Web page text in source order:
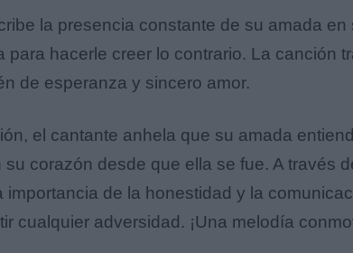
la presencia constante de su amada
hacerle creer lo contrario. La canción
de esperanza y sincero amor.
el cantante anhela que su amada
corazón desde que ella se fue. A través
importancia de la honestidad y la
cualquier adversidad. ¡Una melodía